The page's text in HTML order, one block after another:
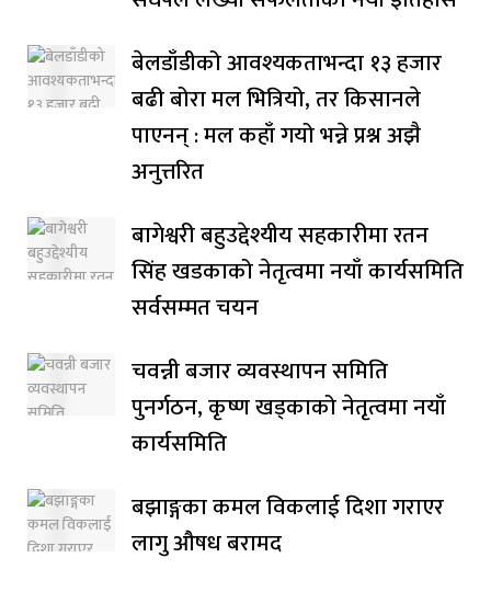
बेलडाँडीको आवश्यकताभन्दा १३ हजार
बढी बोरा मल भित्रियो, तर किसानले
पाएनन् : मल कहाँ गयो भन्ने प्रश्न अझै
अनुत्तरित
बागेश्वरी बहुउद्देश्यीय सहकारीमा रतन
सिंह खडकाको नेतृत्वमा नयाँ कार्यसमिति
सर्वसम्मत चयन
चवन्नी बजार व्यवस्थापन समिति
पुनर्गठन, कृष्ण खड्काको नेतृत्वमा नयाँ
कार्यसमिति
बझाङ्गका कमल विकलाई दिशा गराएर
लागु औषध बरामद